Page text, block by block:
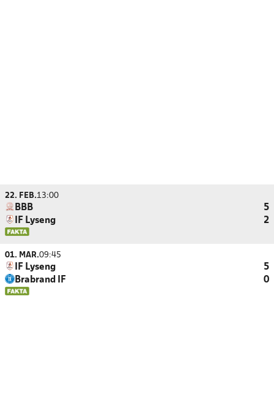
22. FEB.13:00
BBB
5
IF Lyseng
2
01. MAR.09:45
IF Lyseng
5
Brabrand IF
0